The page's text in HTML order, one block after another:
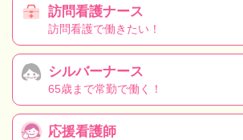
訪問看護ナース
訪問看護で働きたい！
シルバーナース
65歳まで常勤で働く！
応援看護師